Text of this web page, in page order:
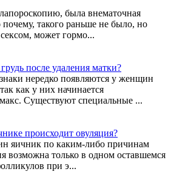
была внематочная
такого раньше не было, но
сексом, может гормо...
после удаления матки?
нередко появляются у женщин
как у них начинается
Существуют специальные ...
происходит овуляция?
яичник по каким-либо причинам
возможна только в одном оставшемся
при э...